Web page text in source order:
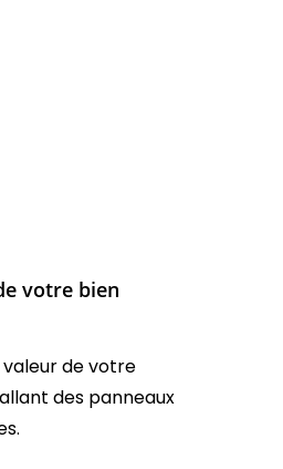
votre bien
de votre
des panneaux